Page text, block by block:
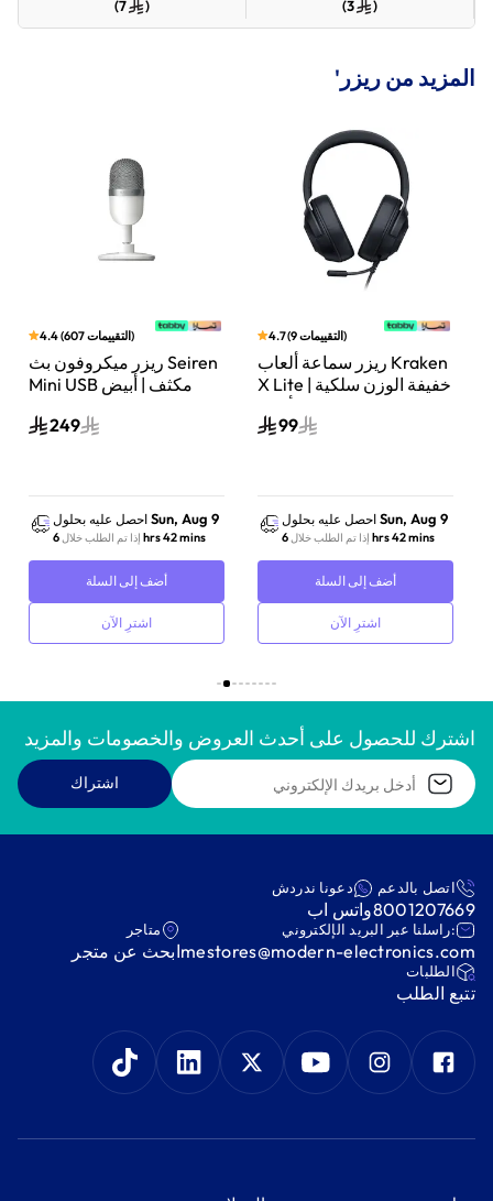
(
3
)
(
7
)
المزيد من ريزر'
4.4(607التقييمات)
ريزر ميكروفون بث Seiren
Mini USB مكثف | أبيض
03450300-R3M1
249
احصل عليه بحلول Sun, Aug 9
إذا تم الطلب خلال 6 hrs 42 mins
أضف إلى السلة
اشترِ الآن
4.7(9التقييمات)
ريزر سماعة ألعاب Kraken
X Lite خفيفة الوزن سلكية |
صوت محيطي 7.1 | أسود |
RZ04-02950100-R381
99
احصل عليه بحلول Sun, Aug 9
إذا تم الطلب خلال 6 hrs 42 mins
أضف إلى السلة
اشترِ الآن
اشترك للحصول على أحدث العروض والخصومات والمزيد
اشتراك
اتصل بالدعم
8001207669
دعونا ندردش
واتس اب
:راسلنا عبر البريد الإلكتروني
mestores@modern-electronics.com
متاجر
ابحث عن متجر
‫الطلبات‬
‫تتبع الطلب‬